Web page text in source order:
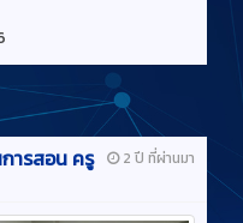
2 ปี ที่ผ่านมา
ารสอน ครู